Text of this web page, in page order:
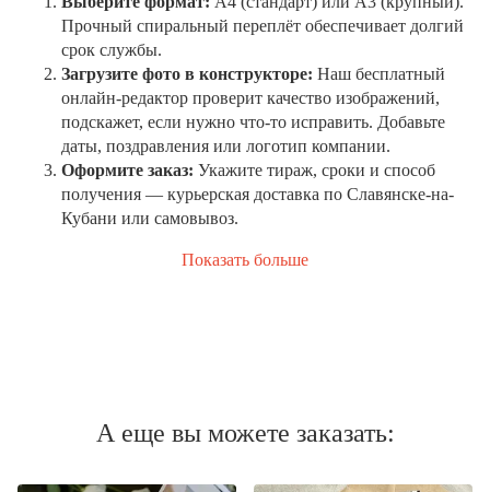
Прочный спиральный переплёт обеспечивает долгий
срок службы.
Загрузите фото в конструкторе: Наш бесплатный
онлайн-редактор проверит качество изображений,
подскажет, если нужно что-то исправить. Добавьте
даты, поздравления или логотип компании.
Оформите заказ: Укажите тираж, сроки и способ
получения — курьерская доставка по Славянске-на-
Кубани или самовывоз.
Показать больше
А еще вы можете заказать: